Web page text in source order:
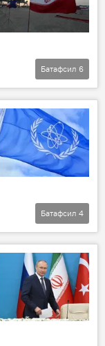
Батафсил 6
Батафсил 4